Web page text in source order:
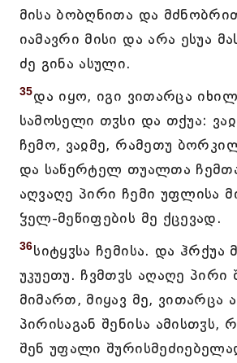
მისა ბობღნითა და
იამავრი მისი და არა ესუა
ძე გინა ასული.
35და იყო, იგი ვითარცა
სამოსელი თჳსი და თქუა:
ჩემო, ვაჲმე, რამეთუ
და საწერტელ თუალთა
აღვაღე პირი ჩემი უფლისა
ჴელ-მეწიფების მე ქცევად.
36სიტყჳსა ჩემისა. და ჰრქუა
უკუეთუ. ჩვმთჳს აღაღე პირი
მიმართ, მიყავ მე, ვითარცა
პირისაგან შენისა ამისთჳს,
შენ უფალი